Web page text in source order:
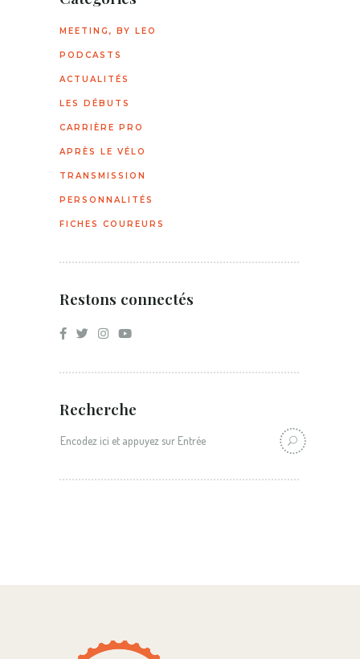
MEETING, BY LEO
PODCASTS
ACTUALITÉS
LES DÉBUTS
CARRIÈRE PRO
APRÈS LE VÉLO
TRANSMISSION
PERSONNALITÉS
FICHES COUREURS
Restons connectés
Recherche